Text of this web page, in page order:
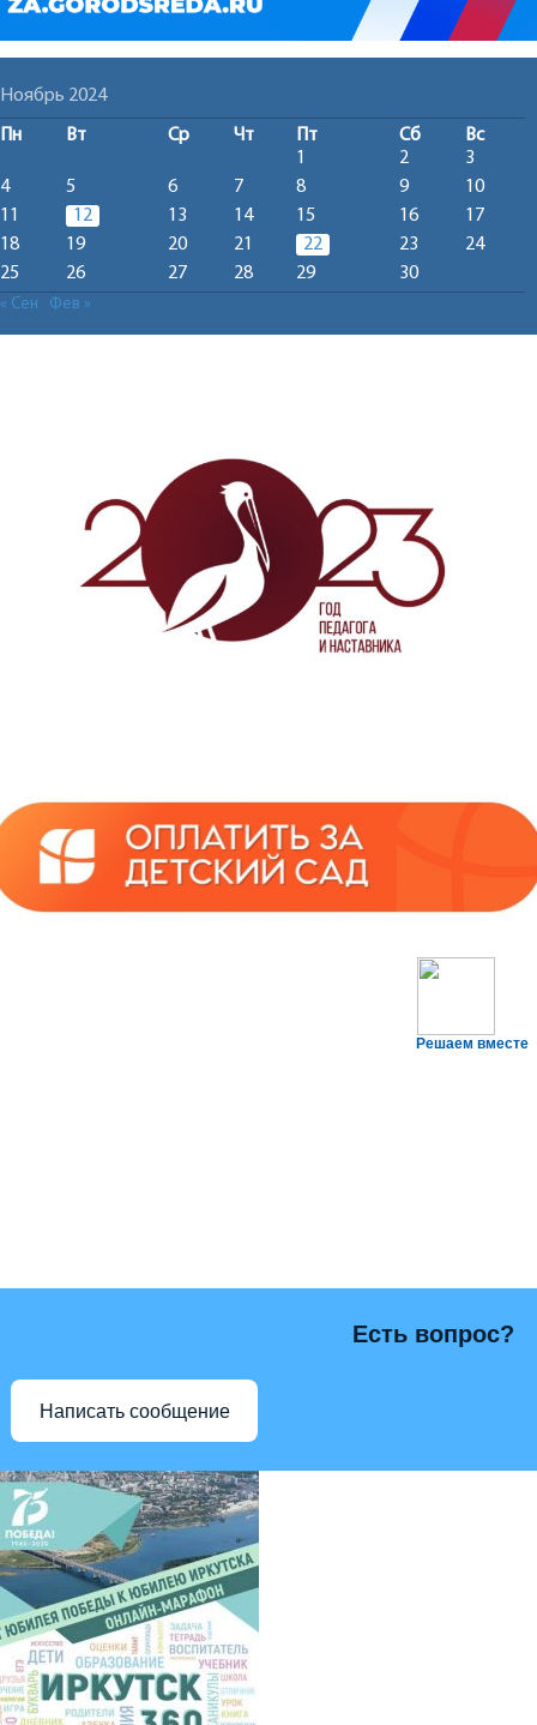
Ноябрь 2024
Пн Вт Ср Чт Пт Сб
Вс
1
2
3
4
5 6 7 8 9
10
11
12 13 14 15 16
17
18
19 20 21 22 23
24
25
26 27 28 29 30
« Сен Фев »
Решаем вместе
Есть вопрос?
Написать сообщение